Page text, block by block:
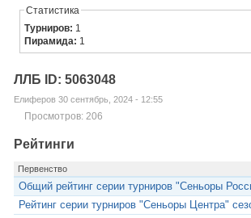
Статистика
Турниров: 1
Пирамида: 1
ЛЛБ ID: 5063048
Елиферов 30 сентябрь, 2024 - 12:55
Просмотров: 206
Рейтинги
Первенство
Общий рейтинг серии турниров "Сеньоры
Рейтинг серии турниров "Сеньоры Центра"